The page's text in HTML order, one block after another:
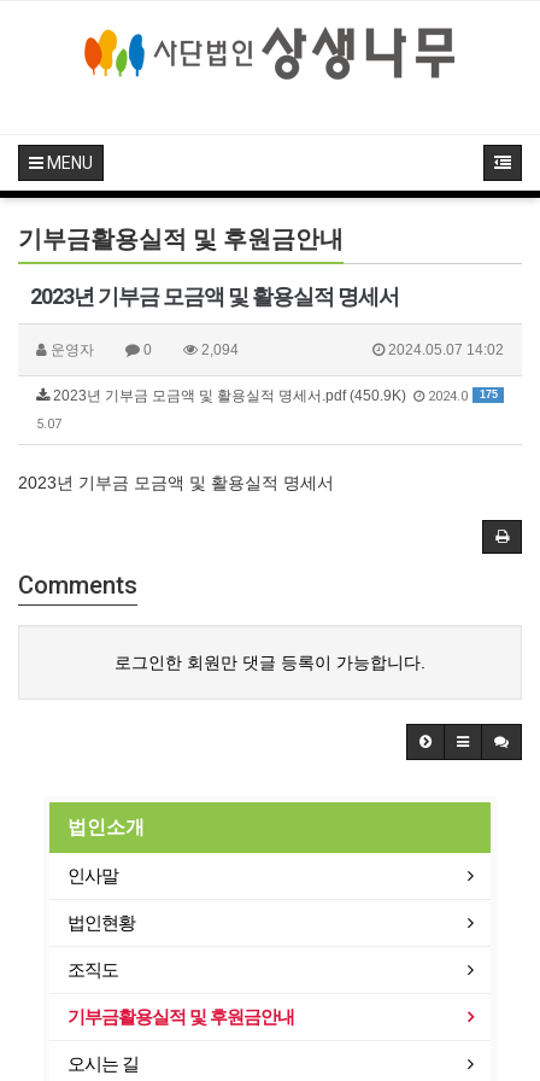
MENU
기부금활용실적 및 후원금안내
2023년 기부금 모금액 및 활용실적 명세서
운영자 0 2,094 2024.05.07 14:02
175
2023년 기부금 모금액 및 활용실적 명세서.pdf (450.9K)
2024.0
5.07
2023년 기부금 모금액 및 활용실적 명세서
Comments
로그인한 회원만 댓글 등록이 가능합니다.
법인소개
인사말
법인현황
조직도
기부금활용실적 및 후원금안내
오시는 길